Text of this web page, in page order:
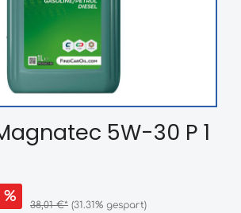
5W-30 P 1
%
38,01 €* (31.31% gespart)